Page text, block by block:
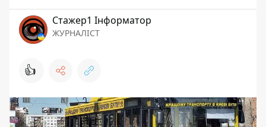
Стажер1 Інформатор
ЖУРНАЛІСТ
👍